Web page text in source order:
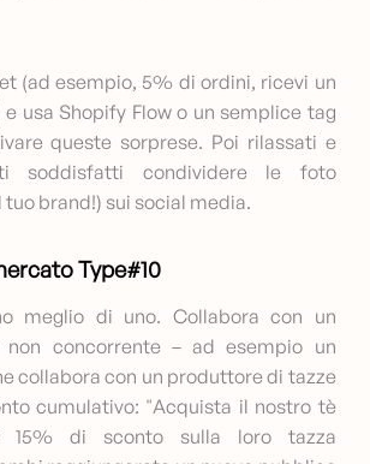
(ad esempio, 5% di ordini, ricevi un
usa Shopify Flow o un semplice tag
queste sorprese. Poi rilassati e
soddisfatti condividere le foto
brand!) sui social media.
Type#10
meglio di uno. Collabora con un
non concorrente – ad esempio un
collabora con un produttore di tazze
cumulativo: "Acquista il nostro tè
15% di sconto sulla loro tazza